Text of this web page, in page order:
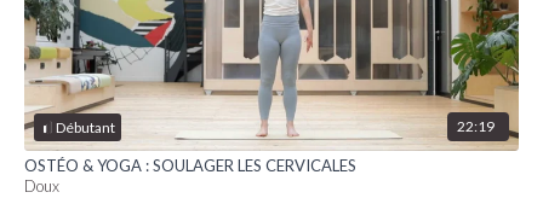
Débutant 22:19
OSTÉO & YOGA : SOULAGER LES CERVICALES
Doux